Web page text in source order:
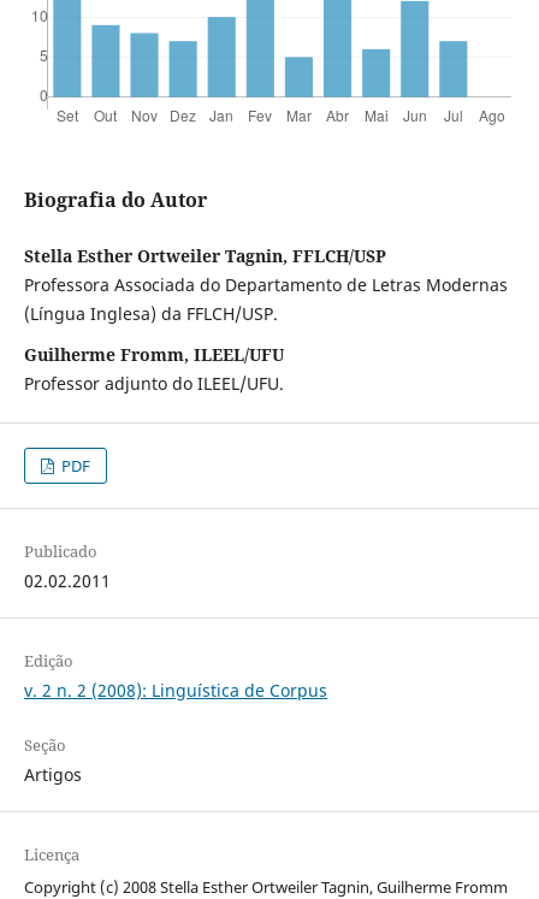
Biografia do Autor
Stella Esther Ortweiler Tagnin, FFLCH/USP
Professora Associada do Departamento de Letras Modernas
(Língua Inglesa) da FFLCH/USP.
Guilherme Fromm, ILEEL/UFU
Professor adjunto do ILEEL/UFU.
PDF
Publicado
02.02.2011
Edição
v. 2 n. 2 (2008): Linguística de Corpus
Seção
Artigos
Licença
Copyright (c) 2008 Stella Esther Ortweiler Tagnin, Guilherme Fromm